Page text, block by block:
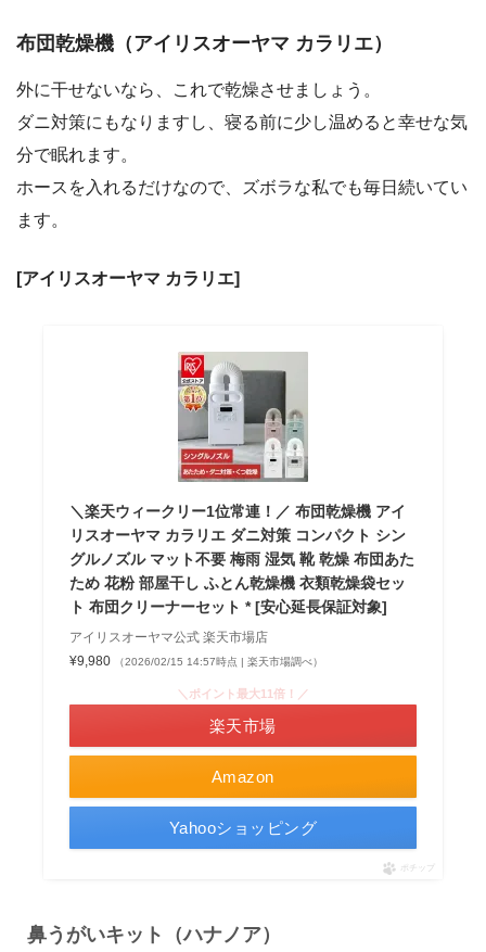
布団乾燥機（アイリスオーヤマ カラリエ）
外に干せないなら、これで乾燥させましょう。
ダニ対策にもなりますし、寝る前に少し温めると幸せな気
分で眠れます。
ホースを入れるだけなので、ズボラな私でも毎日続いてい
ます。
[アイリスオーヤマ カラリエ]
＼楽天ウィークリー1位常連！／ 布団乾燥機 アイ
リスオーヤマ カラリエ ダニ対策 コンパクト シン
グルノズル マット不要 梅雨 湿気 靴 乾燥 布団あた
ため 花粉 部屋干し ふとん乾燥機 衣類乾燥袋セッ
ト 布団クリーナーセット * [安心延長保証対象]
アイリスオーヤマ公式 楽天市場店
¥9,980
（2026/02/15 14:57時点 | 楽天市場調べ）
Amazon
＼ポイント最大11倍！／
楽天市場
Yahooショッピング
ポチップ
鼻うがいキット（ハナノア）